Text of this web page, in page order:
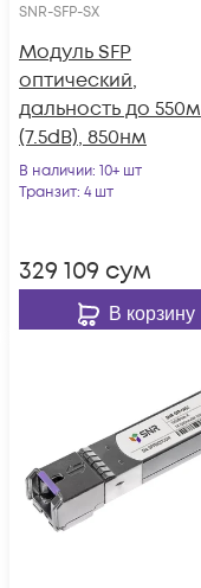
SNR-SFP-SX
Модуль SFP
оптический,
дальность до 550м
(7.5dB), 850нм
В наличии: 10+ шт
Транзит: 4 шт
329 109 сум
В корзину